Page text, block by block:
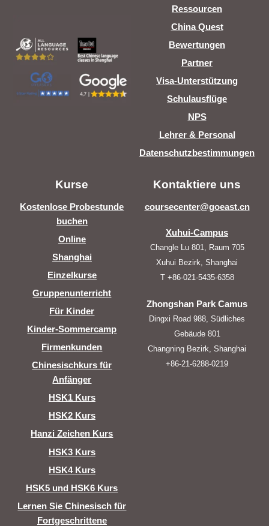
Ressourcen
China Quest
Bewertungen
Partner
Visa-Unterstützung
Schulausflüge
NPS
Lehrer & Personal
Datenschutzbestimmungen
Kurse
Kostenlose Probestunde
buchen
Online
Shanghai
Einzelkurse
Gruppenunterricht
Für Kinder
Kinder-Sommercamp
Firmenkunden
Chinesischkurs für
Anfänger
HSK1 Kurs
HSK2 Kurs
Hanzi Zeichen Kurs
HSK3 Kurs
HSK4 Kurs
HSK5 und HSK6 Kurs
Lernen Sie Chinesisch für
Fortgeschrittene
Kontaktiere uns
coursecenter@goeast.cn
Xuhui-Campus
Changle Lu 801, Raum 705
Xuhui Bezirk, Shanghai
T +86-021-5435-6358
Zhongshan Park Camus
Dingxi Road 988, Südliches
Gebäude 801
Changning Bezirk, Shanghai
+86-21-6288-0219